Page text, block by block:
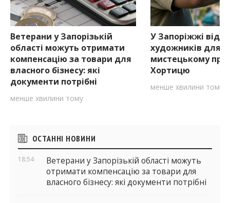
Ветерани у Запорізькій
області можуть отримати
компенсацію за товари для
власного бізнесу: які
документи потрібні
менше хвилини тому
У Запоріжжі
художників для
мистецькому
Хортицю
менше хвилини тому
Бічні
віджети
ОСТАННІ НОВИНИ
18:54
Ветерани у Запорізькій області можуть
отримати компенсацію за товари для
власного бізнесу: які документи потрібні